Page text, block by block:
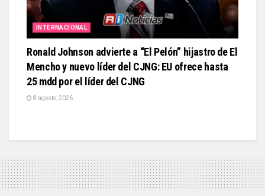
INTERNACIONAL
Ronald Johnson advierte a “El Pelón” hijastro de El
Mencho y nuevo líder del CJNG: EU ofrece hasta
25 mdd por el líder del CJNG
8 agosto, 2026